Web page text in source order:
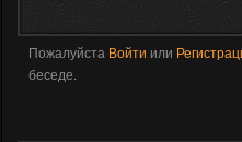
Пожалуйста Войти или
беседе.